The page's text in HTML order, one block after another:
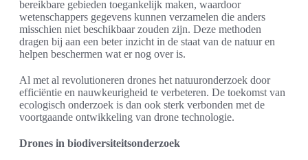
bereikbare gebieden toegankelijk maken, waardoor
wetenschappers gegevens kunnen verzamelen die anders
misschien niet beschikbaar zouden zijn. Deze methoden
dragen bij aan een beter inzicht in de staat van de natuur en
helpen beschermen wat er nog over is.
Al met al revolutioneren drones het natuuronderzoek door
efficiëntie en nauwkeurigheid te verbeteren. De toekomst van
ecologisch onderzoek is dan ook sterk verbonden met de
voortgaande ontwikkeling van drone technologie.
Drones in biodiversiteitsonderzoek